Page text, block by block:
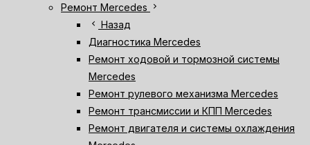
Ремонт Mercedes
chevron_right
chevron_left Назад
Диагностика Mercedes
Ремонт ходовой и тормозной системы
Mercedes
Ремонт рулевого механизма Mercedes
Ремонт трансмиссии и КПП Mercedes
Ремонт двигателя и системы охлаждения